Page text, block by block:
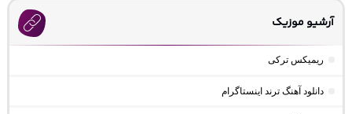
آرشیو موزیک
ریمیکس ترکی
دانلود آهنگ ترند اینستاگرام